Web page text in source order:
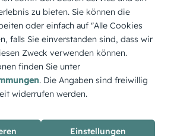
geben dir die Möglichkeit, kleine
zu integrieren. Im Designer kannst
Bilder frei gestalten.
zu bieten. Sie können die
oder einfach auf "Alle Cookies
falls Sie einverstanden sind, dass wir
Zweck verwenden können.
finden Sie unter
. Die Angaben sind freiwillig
widerrufen werden.
Einstellungen